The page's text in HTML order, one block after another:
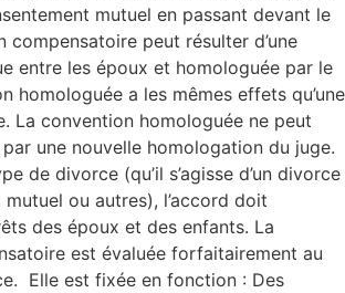
mutuel en passant devant le
compensatoire peut résulter d’une
entre les époux et homologuée par le
homologuée a les mêmes effets qu’une
La convention homologuée ne peut
une nouvelle homologation du juge.
de divorce (qu’il s’agisse d’un divorce
ou autres), l’accord doit
des époux et des enfants. La
est évaluée forfaitairement au
Elle est fixée en fonction : Des